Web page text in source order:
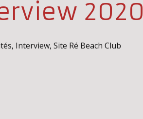
2020
, Interview, Site Ré Beach Club